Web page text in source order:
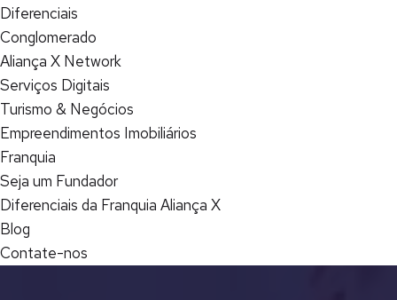
Diferenciais
Conglomerado
Aliança X Network
Serviços Digitais
Turismo & Negócios
Empreendimentos Imobiliários
Franquia
Seja um Fundador
Diferenciais da Franquia Aliança X
Blog
Contate-nos